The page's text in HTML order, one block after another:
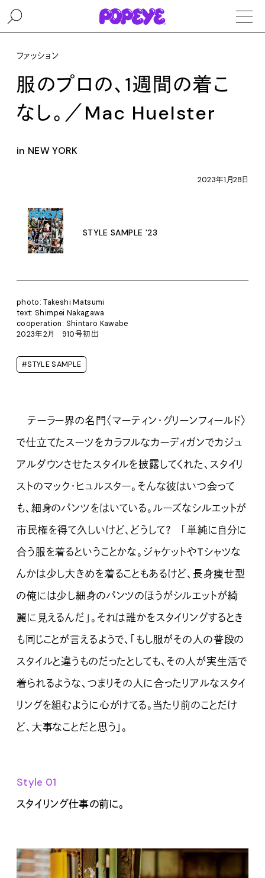
ファッション
服のプロの、1週間の着こ
なし。／Mac Huelster
in NEW YORK
2023年1月28日
STYLE SAMPLE ’23
photo: Takeshi Matsumi
text: Shimpei Nakagawa
cooperation: Shintaro Kawabe
2023年2月 910号初出
#STYLE SAMPLE
テーラー界の名門〈マーティン・グリーンフィールド〉
で仕立てたスーツをカラフルなカーディガンでカジュ
アルダウンさせたスタイルを披露してくれた、スタイリ
ストのマック・ヒュルスター。そんな彼はいつ会って
も、細身のパンツをはいている。ルーズなシルエットが
市民権を得て久しいけど、どうして？ 「単純に自分に
合う服を着るということかな。ジャケットやTシャツな
んかは少し大きめを着ることもあるけど、長身痩せ型
の俺には少し細身のパンツのほうがシルエットが綺
麗に見えるんだ」。それは誰かをスタイリングするとき
も同じことが言えるようで、「もし服がその人の普段の
スタイルと違うものだったとしても、その人が実生活で
着られるような、つまりその人に合ったリアルなスタイ
リングを組むように心がけてる。当たり前のことだけ
ど、大事なことだと思う」。
Style 01
スタイリング仕事の前に。